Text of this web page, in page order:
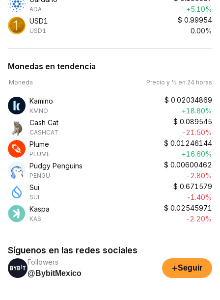
ADA
+5.10%
USD1
USD1
$ 0.99954
0.00%
Monedas en tendencia
Moneda Precio y % en 24 horas
Kamino
KMNO
$ 0.02034869
+18.80%
Cash Cat
CASHCAT
$ 0.089545
-21.50%
Plume
PLUME
$ 0.01246144
+16.60%
Pudgy Penguins
PENGU
$ 0.00600462
-2.80%
Sui
SUI
$ 0.671579
-1.40%
Kaspa
KAS
$ 0.02545971
-2.20%
Síguenos en las redes sociales
Followers
@BybitMexico
+Seguir